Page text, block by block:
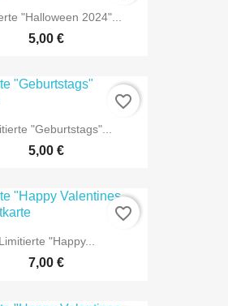
NUR ONLINE ERHÄLTLICH
"Halloween 2024"...
5,00 €
NUR ONLINE ERHÄLTLICH
"Geburtstags"...
5,00 €
NUR ONLINE ERHÄLTLICH
favorite_border
Limitierte "Happy...
7,00 €
favorite_border